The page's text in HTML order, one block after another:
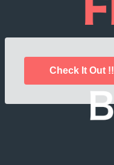
Check It Out !!